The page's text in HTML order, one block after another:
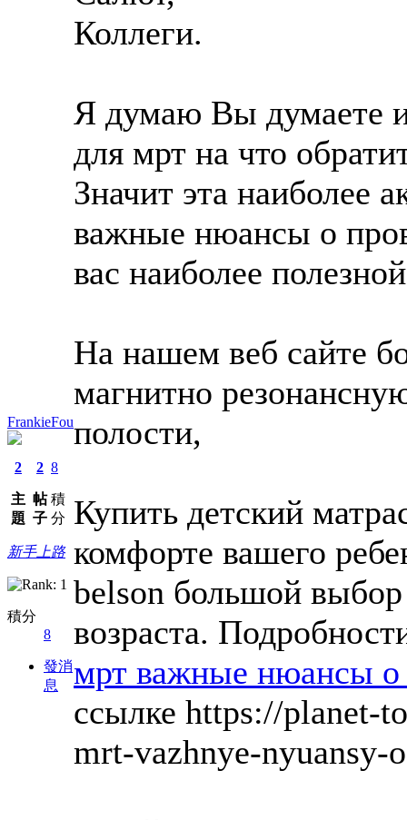
FrankieFou
2
主
題
2
帖
子
8
積
分
新手上路
積分
8
發消
息
Коллеги.
Я думаю Вы думаете
для мрт на что
Значит эта наиболее
важные нюансы о
вас наиболее
На нашем веб сайте
магнитно
полости,
Купить детский
комфорте вашего
belson большой
возраста.
мрт важные нюансы о
ссылке https://planet-
mrt-vazhnye-